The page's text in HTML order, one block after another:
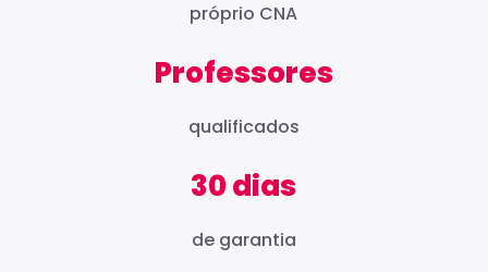
próprio CNA
Professores
qualificados
30 dias
de garantia